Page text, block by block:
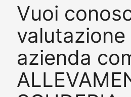
Vuoi
valutazione
azienda